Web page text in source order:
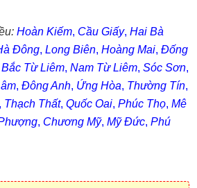
Hoàn Kiếm, Cầu Giấy,Hai Bà
Đông,Long Biên,Hoàng Mai,Đống
Bắc Từ Liêm,Nam Từ Liêm,Sóc Sơn,
,Đông Anh, Ứng Hòa, Thường Tín,
, Thạch Thất,Quốc Oai,Phúc Thọ,Mê
, Chương Mỹ,Mỹ Đức,Phú